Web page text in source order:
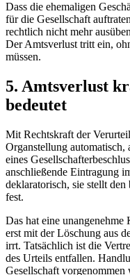
Dass die ehemaligen
für die Gesellschaft
rechtlich nicht mehr
Der Amtsverlust tritt ein,
müssen.
5. Amtsverlust
bedeutet
Mit Rechtskraft der
Organstellung automatisch,
eines
anschließende Eintragung
deklaratorisch, sie stellt
fest.
Das hat eine unangenehme
erst mit der Löschung aus
irrt. Tatsächlich ist die
des Urteils entfallen.
Gesellschaft